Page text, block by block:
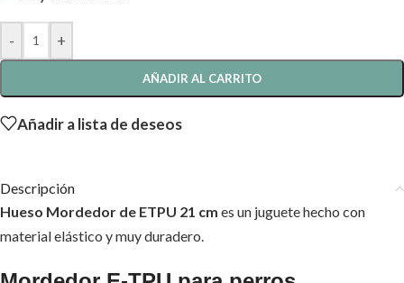
- +
AÑADIR AL CARRITO
Añadir a lista de deseos
Descripción
Hueso Mordedor de ETPU 21 cm es un juguete hecho con
material elástico y muy duradero.